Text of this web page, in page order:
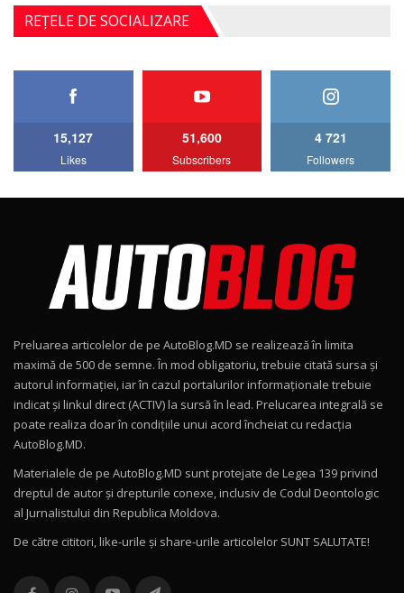
5
Noul Mercedes-Benz S-Class facelift (S 580
4MATIC V223) / Test Drive AutoBlog.MD
27:33
AutoBlog.MD
15:08
Noul Geely EX2 / Test Drive AutoBlog.MD
15:22
Mercedes-AMG E 53 HYBRID 4MATIC+ / Test
Drive AutoBlog.MD
16:27
11
Noul Volvo ES90 / Test Drive AutoBlog.MD
12
Noul MG HS / Test Drive AutoBlog.MD
16:48
13
combină aventura cu luxul / AutoBlog.MD
REȚELE DE SOCIALIZARE
15,127
Likes
51,600
Subscribers
4 721
Followers
Preluarea articolelor de pe AutoBlog.MD se realizează în limita
maximă de 500 de semne. În mod obligatoriu, trebuie citată sursa și
autorul informației, iar în cazul portalurilor informaționale trebuie
indicat și linkul direct (ACTIV) la sursă în lead. Prelucarea integrală se
poate realiza doar în condițiile unui acord încheiat cu redacţia
AutoBlog.MD.
Materialele de pe AutoBlog.MD sunt protejate de Legea 139 privind
dreptul de autor și drepturile conexe, inclusiv de Codul Deontologic
al Jurnalistului din Republica Moldova.
De către cititori, like-urile şi share-urile articolelor SUNT SALUTATE!